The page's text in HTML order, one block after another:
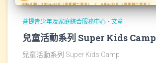
菩提青少年及家庭綜合服務中心 - 文章
兒童活動系列 Super Kids Camp
兒童活動系列 Super Kids Camp